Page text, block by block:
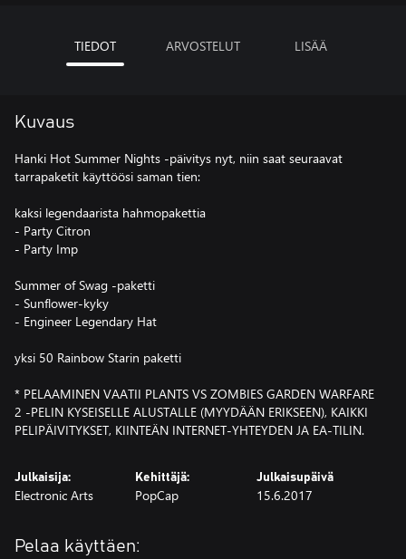
TIEDOT ARVOSTELUT LISÄÄ
Kuvaus
Hanki Hot Summer Nights -päivitys nyt, niin saat seuraavat
tarrapaketit käyttöösi saman tien:
kaksi legendaarista hahmopakettia
- Party Citron
- Party Imp
Summer of Swag -paketti
- Sunflower-kyky
- Engineer Legendary Hat
yksi 50 Rainbow Starin paketti
* PELAAMINEN VAATII PLANTS VS ZOMBIES GARDEN WARFARE
2 -PELIN KYSEISELLE ALUSTALLE (MYYDÄÄN ERIKSEEN), KAIKKI
PELIPÄIVITYKSET, KIINTEÄN INTERNET-YHTEYDEN JA EA-TILIN.
Julkaisija:
Electronic Arts
Kehittäjä:
PopCap
Julkaisupäivä
15.6.2017
Pelaa käyttäen: